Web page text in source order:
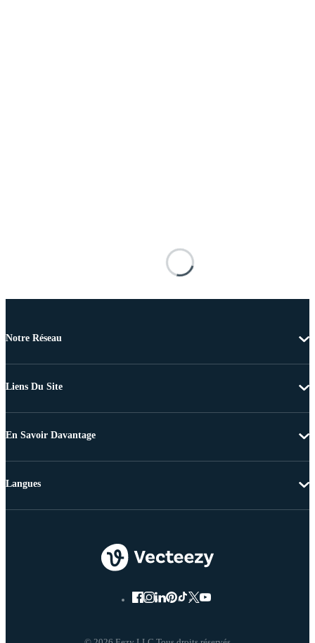
Notre Réseau
Liens Du Site
En Savoir Davantage
Langues